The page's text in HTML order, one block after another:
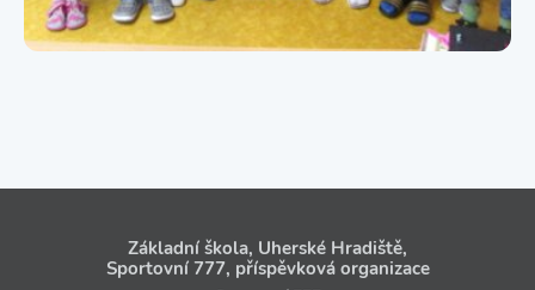
Základní škola, Uherské Hradiště,
Sportovní 777, příspěvková organizace